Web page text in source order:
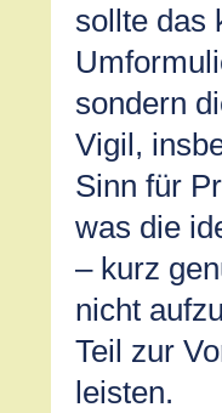
sollte das
sondern
Vigil,
Sinn für
was die
– kurz
nicht
Teil zur
leisten.